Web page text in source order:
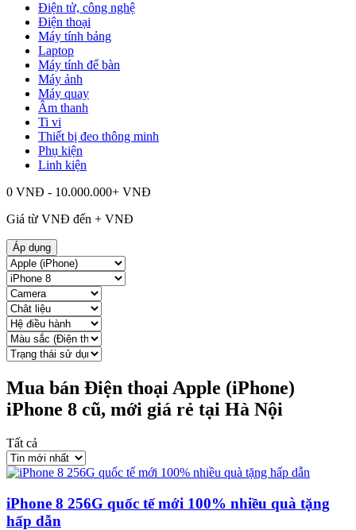
Điện tử, công nghệ
Điện thoại
Máy tính bảng
Laptop
Máy tính để bàn
Máy ảnh
Máy quay
Âm thanh
Ti vi
Thiết bị đeo thông minh
Phụ kiện
Linh kiện
0 VNĐ - 10.000.000+ VNĐ
Giá từ VNĐ đến + VNĐ
Áp dụng
Mua bán Điện thoại Apple (iPhone)
iPhone 8 cũ, mới giá rẻ tại Hà Nội
Tất cả
iPhone 8 256G quốc tế mới 100% nhiều quà tặng
hấp dẫn